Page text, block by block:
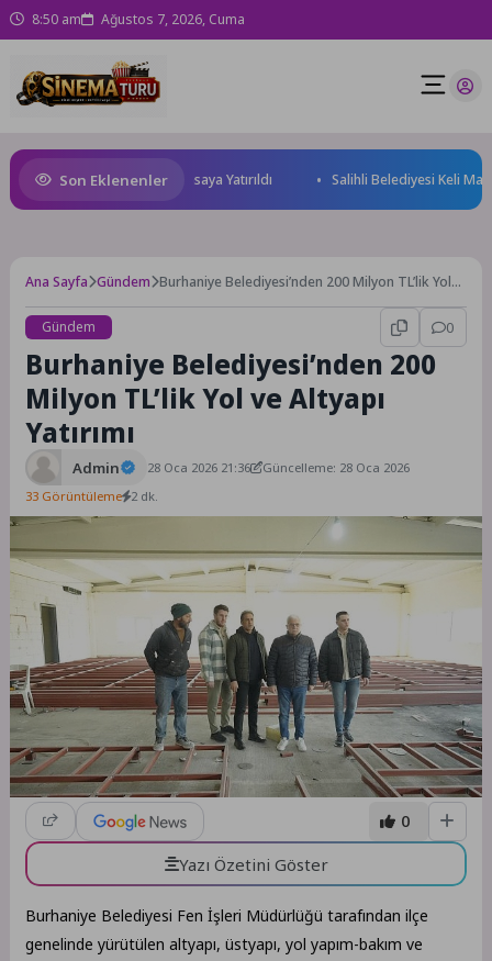
8:50 am Ağustos 7, 2026, Cuma
Son Eklenenler
ve Yatırım Potansiyeli Masaya Yatırıldı Salihli Belediyesi Keli
Ana Sayfa Gündem Burhaniye Belediyesi’nden 200 Milyon TL’lik Yol
Gündem
0
Burhaniye Belediyesi’nden 200
Milyon TL’lik Yol ve Altyapı
Yatırımı
Admin 28 Oca 2026 21:36
Güncelleme: 28 Oca 2026
33 Görüntüleme 2 dk.
0
Yazı Özetini Göster
Burhaniye Belediyesi Fen İşleri Müdürlüğü tarafından ilçe
genelinde yürütülen altyapı, üstyapı, yol yapım-bakım ve